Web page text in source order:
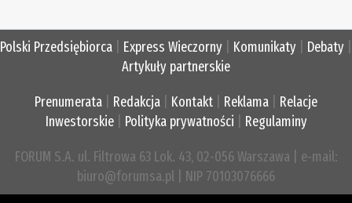
Polski Przedsiębiorca Express Wieczorny Komunikaty Debaty
Artykuły partnerskie
Prenumerata Redakcja Kontakt Reklama
Relacje
Inwestorskie| Polityka prywatności Regulaminy
FORUM S.A. ul. Filtrowa 63 Lok. 43, 02-056 Warszawa | e-mail:
biuro@forumsa.pl | NIP 70103076666